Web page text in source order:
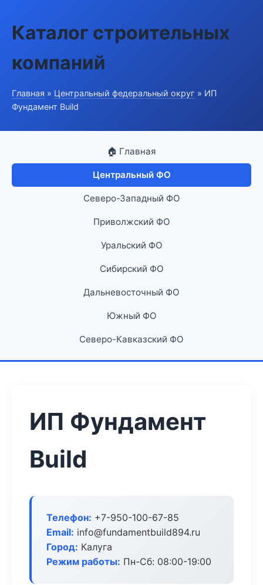
Каталог строительных
компаний
Главная » Центральный федеральный округ » ИП
Фундамент Build
🏠 Главная
Центральный ФО
Северо-Западный ФО
Приволжский ФО
Уральский ФО
Сибирский ФО
Дальневосточный ФО
Южный ФО
Северо-Кавказский ФО
ИП Фундамент
Build
Телефон: +7-950-100-67-85
Email: info@fundamentbuild894.ru
Город: Калуга
Режим работы: Пн-Сб: 08:00-19:00